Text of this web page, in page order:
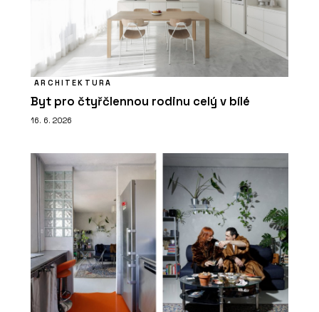
ARCHITEKTURA
Byt pro čtyřčlennou rodinu celý v bílé
16. 6. 2026